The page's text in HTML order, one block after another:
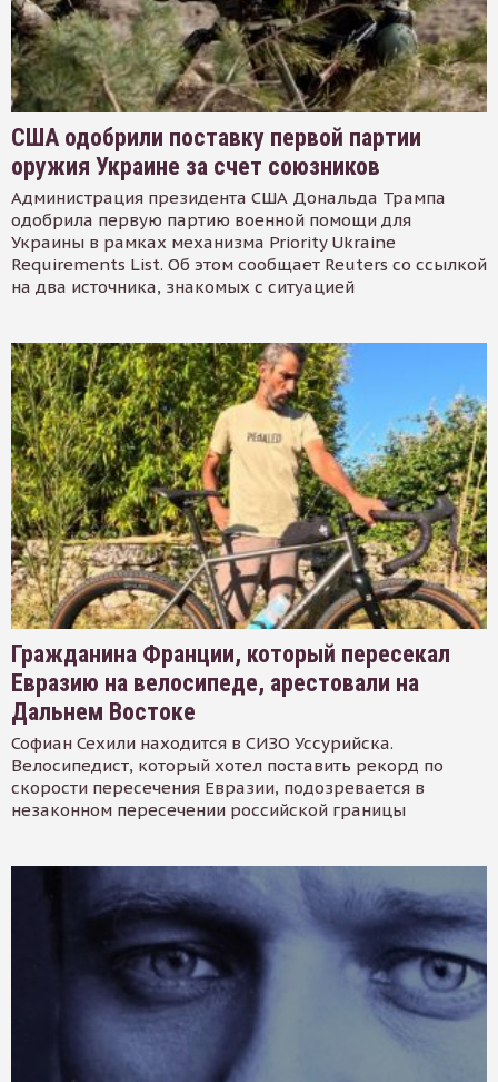
США одобрили поставку первой партии
оружия Украине за счет союзников
Администрация президента США Дональда Трампа
одобрила первую партию военной помощи для
Украины в рамках механизма Priority Ukraine
Requirements List. Об этом сообщает Reuters со ссылкой
на два источника, знакомых с ситуацией
Гражданина Франции, который пересекал
Евразию на велосипеде, арестовали на
Дальнем Востоке
Софиан Сехили находится в СИЗО Уссурийска.
Велосипедист, который хотел поставить рекорд по
скорости пересечения Евразии, подозревается в
незаконном пересечении российской границы